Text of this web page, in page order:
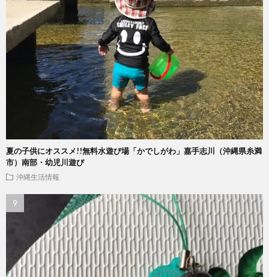
夏の子供にオススメ!!無料水遊び場「かでしがわ」嘉手志川（沖縄県糸満
市）南部・幼児川遊び
沖縄生活情報